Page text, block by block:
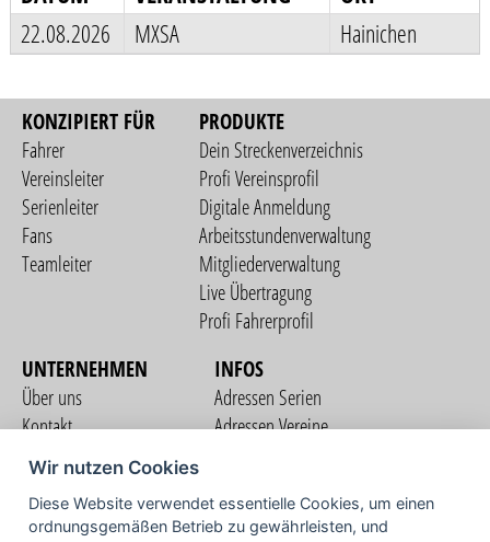
22.08.2026
MXSA Hainichen
KONZIPIERT FÜR
Fahrer
Vereinsleiter
Serienleiter
Fans
Teamleiter
PRODUKTE
Dein Streckenverzeichnis
Profi Vereinsprofil
Digitale Anmeldung
Arbeitsstundenverwaltung
Mitgliederverwaltung
Live Übertragung
Profi Fahrerprofil
UNTERNEHMEN
Über uns
Kontakt
Nutzungsbedingungen
Datenschutzerklärung
Impressum
INFOS
Adressen Serien
Adressen Vereine
COMMUNITY
Wir nutzen Cookies
Diese Website verwendet essentielle Cookies, um einen
ordnungsgemäßen Betrieb zu gewährleisten, und